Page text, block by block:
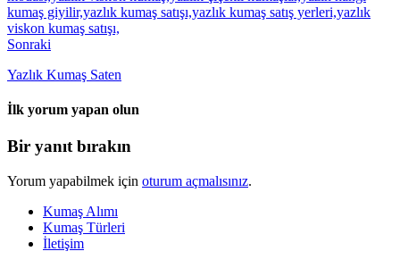
Sonraki
Yazlık Kumaş Saten
İlk yorum yapan olun
Bir yanıt bırakın
Yorum yapabilmek için oturum açmalısınız.
Kumaş Alımı
Kumaş Türleri
İletişim